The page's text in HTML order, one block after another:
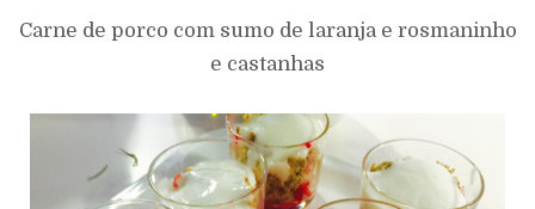
Carne de porco com sumo de laranja e rosmaninho
e castanhas